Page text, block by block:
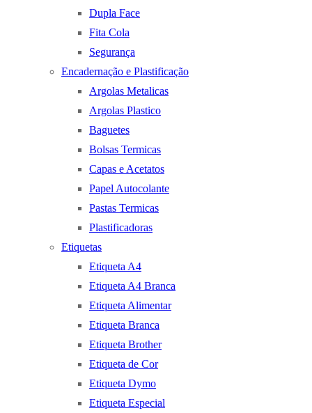
Dupla Face
Fita Cola
Segurança
Encadernação e Plastificação
Argolas Metalicas
Argolas Plastico
Baguetes
Bolsas Termicas
Capas e Acetatos
Papel Autocolante
Pastas Termicas
Plastificadoras
Etiquetas
Etiqueta A4
Etiqueta A4 Branca
Etiqueta Alimentar
Etiqueta Branca
Etiqueta Brother
Etiqueta de Cor
Etiqueta Dymo
Etiqueta Especial